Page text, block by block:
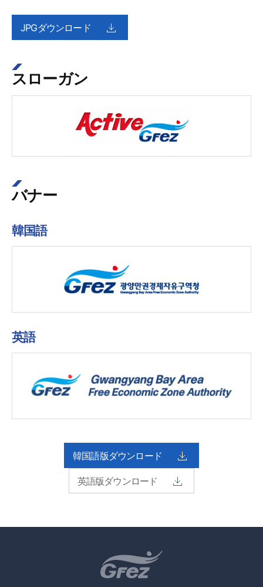
JPGダウンロード
スローガン
バナー
韓国語
英語
韓国語版ダウンロード
英語版ダウンロード